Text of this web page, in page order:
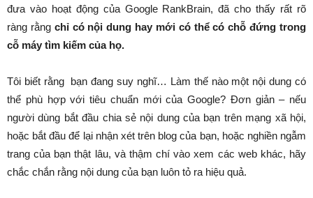
đưa vào hoạt động của Google RankBrain, đã cho thấy rất rõ
ràng rằng chỉ có nội dung hay mới có thể có chỗ đứng trong
cỗ máy tìm kiếm của họ.
Tôi biết rằng bạn đang suy nghĩ… Làm thế nào một nội dung có
thể phù hợp với tiêu chuẩn mới của Google? Đơn giản – nếu
người dùng bắt đầu chia sẻ nội dung của bạn trên mạng xã hội,
hoặc bắt đầu để lại nhận xét trên blog của bạn, hoặc nghiền ngẫm
trang của bạn thật lâu, và thậm chí vào xem các web khác, hãy
chắc chắn rằng nội dung của bạn luôn tỏ ra hiệu quả.